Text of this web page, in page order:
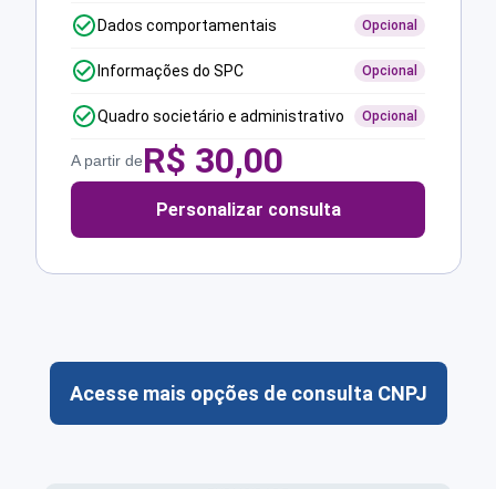
Dados comportamentais Opcional
Informações do SPC Opcional
Quadro societário e administrativo Opcional
A partir deR$ 30,00
Personalizar consulta
Acesse mais opções de consulta CNPJ